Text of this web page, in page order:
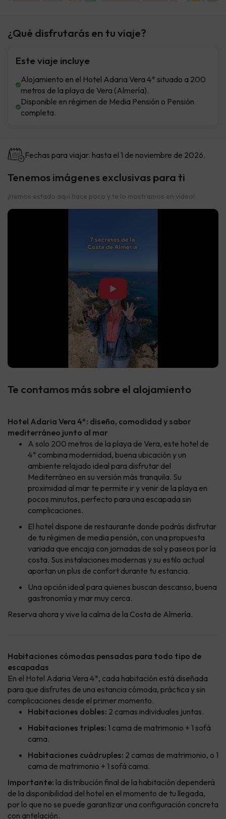
¿Qué disfrutarás en tu viaje?
Este viaje incluye
Alojamiento en el Hotel Adaria Vera 4* situado a 200
metros de la playa de Vera (Almería).
Disponible en régimen de Media Pensión o Pensión
completa.
Fechas para viajar: hasta el 1 de noviembre de 2026.
Tenemos imágenes exclusivas para ti
¡Hemos estado aquí hace poco y te lo mostramos en vídeo!
▶
Te contamos más sobre el alojamiento
Hotel Adaria Vera 4*: diseño, comodidad y sabor
mediterráneo junto al mar
A solo 200 metros de la playa de Vera, este hotel de
4* combina modernidad, buena ubicación y un
ambiente relajado ideal para disfrutar del
Mediterráneo en su versión más tranquila. Su
proximidad al mar te permite ir y venir de la playa en
pocos minutos, perfecto para una escapada sin
complicaciones.
El hotel dispone de restaurante donde podrás disfrutar
de tu régimen de media pensión, con una propuesta
variada que encaja con jornadas de sol y paseos por la
costa. Sus instalaciones modernas y su estilo actual
aportan un plus de confort durante tu estancia.
Una opción ideal para quienes buscan descanso, buena
gastronomía y mar muy cerca.
Reserva ahora y vive la calma de la Costa de Almería.
Habitaciones cómodas pensadas para todo tipo de
escapadas
En el Hotel Adaria Vera 4*, cada habitación está diseñada
para que disfrutes de una estancia cómoda, práctica y sin
complicaciones desde el primer momento.
Habitaciones dobles: 2 camas individuales juntas.
Habitaciones triples: 1 cama de matrimonio + 1 sofá
cama.
Habitaciones cuádruples: 2 camas de matrimonio, o 1
cama de matrimonio + 1 sofá cama.
Importante: la distribución final de la habitación dependerá
de la disponibilidad del hotel en el momento de tu llegada,
por lo que no se puede garantizar una configuración concreta
con antelación.